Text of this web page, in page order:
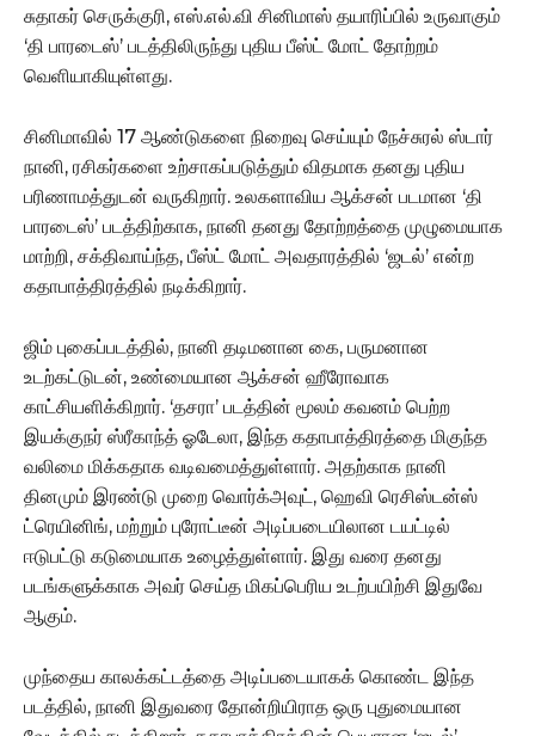
சுதாகர் செருக்குரி, எஸ்.எல்.வி சினிமாஸ் தயாரிப்பில் உருவாகும்
‘தி பாரடைஸ்’ படத்திலிருந்து புதிய பீஸ்ட் மோட் தோற்றம்
வெளியாகியுள்ளது.
சினிமாவில் 17 ஆண்டுகளை நிறைவு செய்யும் நேச்சுரல் ஸ்டார்
நானி, ரசிகர்களை உற்சாகப்படுத்தும் விதமாக தனது புதிய
பரிணாமத்துடன் வருகிறார். உலகளாவிய ஆக்சன் படமான ‘தி
பாரடைஸ்’ படத்திற்காக, நானி தனது தோற்றத்தை முழுமையாக
மாற்றி, சக்திவாய்ந்த, பீஸ்ட் மோட் அவதாரத்தில் ‘ஜடல்’ என்ற
கதாபாத்திரத்தில் நடிக்கிறார்.
ஜிம் புகைப்படத்தில், நானி தடிமனான கை, பருமனான
உடற்கட்டுடன், உண்மையான ஆக்சன் ஹீரோவாக
காட்சியளிக்கிறார். ‘தசரா’ படத்தின் மூலம் கவனம் பெற்ற
இயக்குநர் ஸ்ரீகாந்த் ஓடேலா, இந்த கதாபாத்திரத்தை மிகுந்த
வலிமை மிக்கதாக வடிவமைத்துள்ளார். அதற்காக நானி
தினமும் இரண்டு முறை வொர்க்அவுட், ஹெவி ரெசிஸ்டன்ஸ்
ட்ரெயினிங், மற்றும் புரோட்டீன் அடிப்படையிலான டயட்டில்
ஈடுபட்டு கடுமையாக உழைத்துள்ளார். இது வரை தனது
படங்களுக்காக அவர் செய்த மிகப்பெரிய உடற்பயிற்சி இதுவே
ஆகும்.
முந்தைய காலக்கட்டத்தை அடிப்படையாகக் கொண்ட இந்த
படத்தில், நானி இதுவரை தோன்றியிராத ஒரு புதுமையான